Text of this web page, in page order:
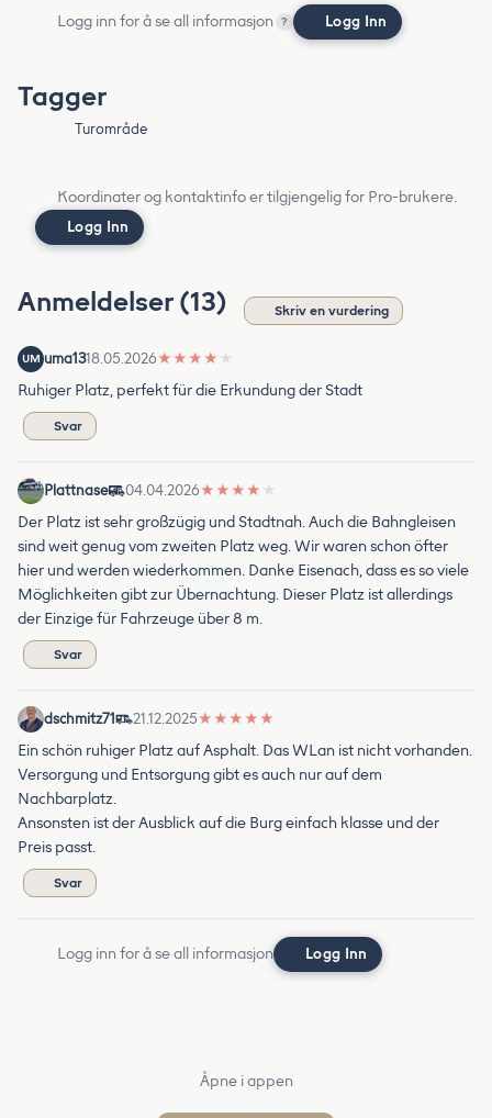
Logg inn for å se all informasjon ? Logg Inn
Tagger
Turområde
Koordinater og kontaktinfo er tilgjengelig for Pro-brukere.
Logg Inn
Anmeldelser (13) Skriv en vurdering
UM uma1318.05.2026★ ★ ★ ★ ★
Ruhiger Platz, perfekt für die Erkundung der Stadt
Svar
Plattnase 04.04.2026★ ★ ★ ★ ★
Der Platz ist sehr großzügig und Stadtnah. Auch die Bahngleisen
sind weit genug vom zweiten Platz weg. Wir waren schon öfter
hier und werden wiederkommen. Danke Eisenach, dass es so viele
Möglichkeiten gibt zur Übernachtung. Dieser Platz ist allerdings
der Einzige für Fahrzeuge über 8 m.
Svar
dschmitz71 21.12.2025★ ★ ★ ★ ★
Ein schön ruhiger Platz auf Asphalt. Das WLan ist nicht vorhanden.
Versorgung und Entsorgung gibt es auch nur auf dem
Nachbarplatz.
Ansonsten ist der Ausblick auf die Burg einfach klasse und der
Preis passt.
Svar
Logg inn for å se all informasjon Logg Inn
Åpne i appen